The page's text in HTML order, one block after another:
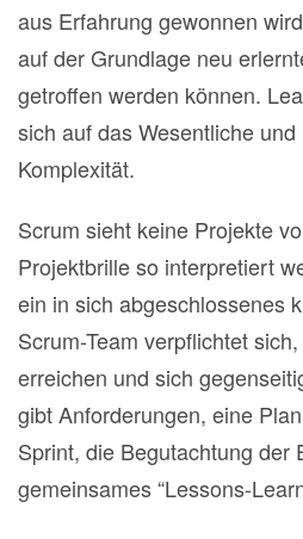
aus Erfahrung gewonnen
auf der Grundlage neu
getroffen werden können.
sich auf das Wesentliche
Komplexität.
Scrum sieht keine Projekte
Projektbrille so interpretiert
ein in sich abgeschlossenes
Scrum-Team verpflichtet
erreichen und sich
gibt Anforderungen, eine
Sprint, die Begutachtung der
gemeinsames “Lessons-